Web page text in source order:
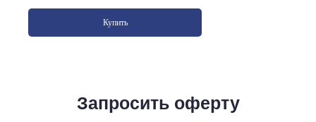
Купить
Запросить оферту